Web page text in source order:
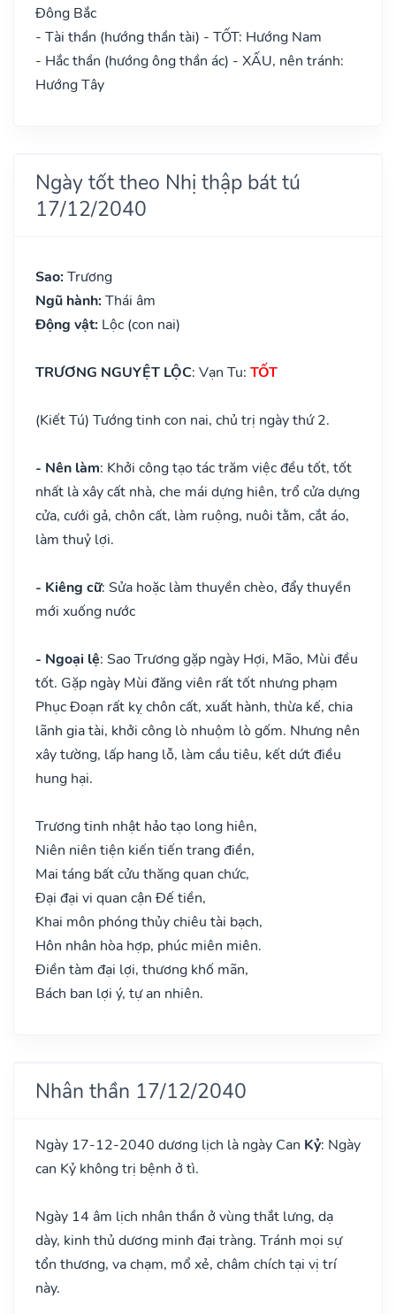
Đông Bắc
- Tài thần (hướng thần tài) - TỐT: Hướng Nam
- Hắc thần (hướng ông thần ác) - XẤU, nên tránh:
Hướng Tây
Ngày tốt theo Nhị thập bát tú
17/12/2040
Sao: Trương
Ngũ hành: Thái âm
Động vật: Lộc (con nai)
TRƯƠNG NGUYỆT LỘC: Vạn Tu: TỐT
(Kiết Tú) Tướng tinh con nai, chủ trị ngày thứ 2.
- Nên làm: Khởi công tạo tác trăm việc đều tốt, tốt
nhất là xây cất nhà, che mái dựng hiên, trổ cửa dựng
cửa, cưới gả, chôn cất, làm ruộng, nuôi tằm, cắt áo,
làm thuỷ lợi.
- Kiêng cữ: Sửa hoặc làm thuyền chèo, đẩy thuyền
mới xuống nước
- Ngoại lệ: Sao Trương gặp ngày Hợi, Mão, Mùi đều
tốt. Gặp ngày Mùi đăng viên rất tốt nhưng phạm
Phục Đoạn rất kỵ chôn cất, xuất hành, thừa kế, chia
lãnh gia tài, khởi công lò nhuộm lò gốm. Nhưng nên
xây tường, lấp hang lỗ, làm cầu tiêu, kết dứt điều
hung hại.
Trương tinh nhật hảo tạo long hiên,
Niên niên tiện kiến tiến trang điền,
Mai táng bất cửu thăng quan chức,
Đại đại vi quan cận Đế tiền,
Khai môn phóng thủy chiêu tài bạch,
Hôn nhân hòa hợp, phúc miên miên.
Điền tàm đại lợi, thương khố mãn,
Bách ban lợi ý, tự an nhiên.
Nhân thần 17/12/2040
Ngày 17-12-2040 dương lịch là ngày Can Kỷ: Ngày
can Kỷ không trị bệnh ở tì.
Ngày 14 âm lịch nhân thần ở vùng thắt lưng, dạ
dày, kinh thủ dương minh đại tràng. Tránh mọi sự
tổn thương, va chạm, mổ xẻ, châm chích tại vị trí
này.